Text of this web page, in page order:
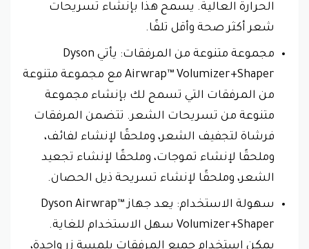
الحرارة العالية. يسمح هذا بإنشاء تسريحات
شعر أكثر صحة وأقل تلفًا.
مجموعة متنوعة من المرفقات: يأتي Dyson
Airwrap™ Volumizer+Shaper مع مجموعة متنوعة
من المرفقات التي تسمح لك بإنشاء مجموعة
متنوعة من تسريحات الشعر. تتضمن المرفقات
فرشاة لتجفيف الشعر، وملحقًا لإنشاء لفائف،
وملحقًا لإنشاء تموجات، وملحقًا لإنشاء تجعيد
الشعر، وملحقًا لإنشاء تسريحة ذيل الحصان.
سهولة الاستخدام: يعد جهاز Dyson Airwrap™
Volumizer+Shaper سهل الاستخدام للغاية.
يمكن استخدام جميع المرفقات بلمسة زر واحدة،